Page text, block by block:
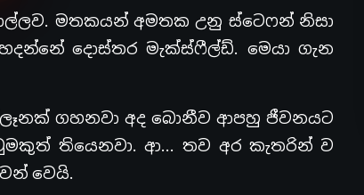
මතකයන් අමතක උනු ස්ටෙෆන් නිසා
දොස්තර මැක්ස්ෆීල්ඩ්. මෙයා ගැන
ගහනවා අද බොනීව ආපහු ජීවනයට
තියෙනවා. ආ… තව අර කැතරින් ව
වෙයි.